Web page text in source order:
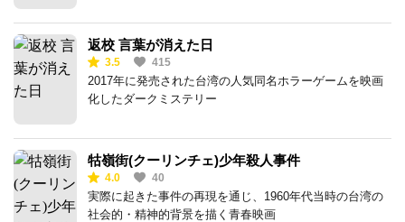
返校 言葉が消えた日
3.5 415
2017年に発売された台湾の人気同名ホラーゲームを映画
化したダークミステリー
牯嶺街(クーリンチェ)少年殺人事件
4.0 40
実際に起きた事件の再現を通じ、1960年代当時の台湾の
社会的・精神的背景を描く青春映画